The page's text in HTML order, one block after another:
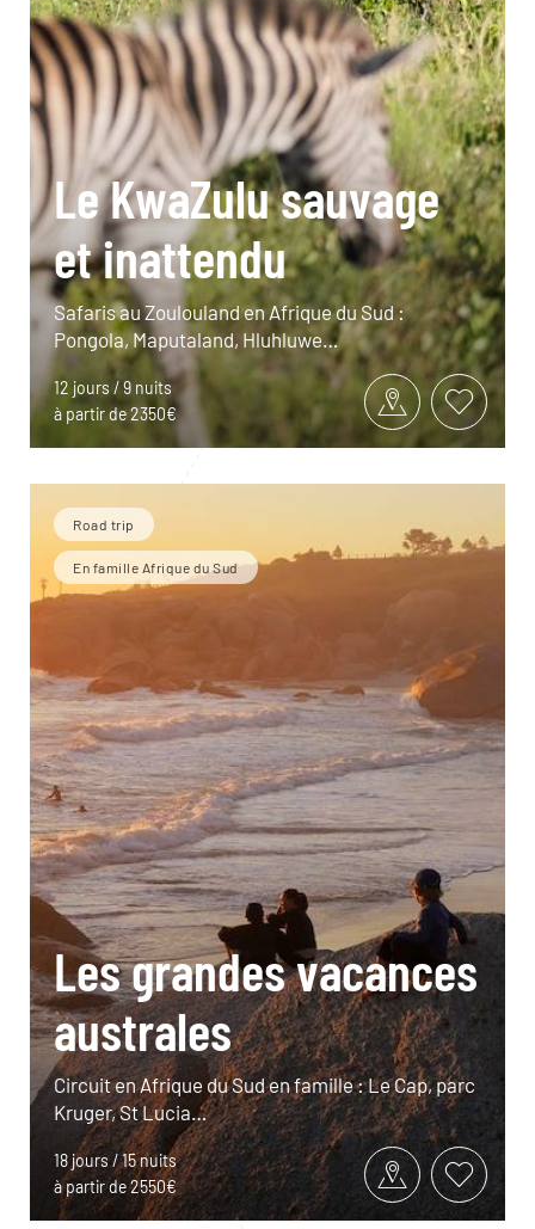
Le KwaZulu sauvage
et inattendu
Safaris au Zoulouland en Afrique du Sud :
Pongola, Maputaland, Hluhluwe…
12 jours / 9 nuits
à partir de 2350€
Road trip
En famille Afrique du Sud
Les grandes vacances
australes
Circuit en Afrique du Sud en famille : Le Cap, parc
Kruger, St Lucia…
18 jours / 15 nuits
à partir de 2550€